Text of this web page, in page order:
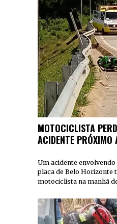
MOTOCICLISTA
ACIDENTE PRÓXIMO
Um acidente
placa de Belo Horizonte
motociclista na manhã